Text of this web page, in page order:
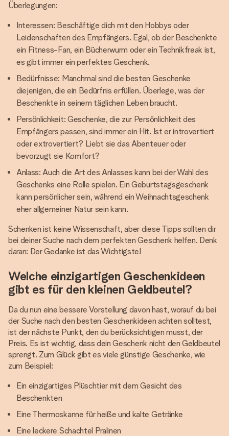
Überlegungen:
Interessen: Beschäftige dich mit den Hobbys oder
Leidenschaften des Empfängers. Egal, ob der Beschenkte
ein Fitness-Fan, ein Bücherwurm oder ein Technikfreak ist,
es gibt immer ein perfektes Geschenk.
Bedürfnisse: Manchmal sind die besten Geschenke
diejenigen, die ein Bedürfnis erfüllen. Überlege, was der
Beschenkte in seinem täglichen Leben braucht.
Persönlichkeit: Geschenke, die zur Persönlichkeit des
Empfängers passen, sind immer ein Hit. Ist er introvertiert
oder extrovertiert? Liebt sie das Abenteuer oder
bevorzugt sie Komfort?
Anlass: Auch die Art des Anlasses kann bei der Wahl des
Geschenks eine Rolle spielen. Ein Geburtstagsgeschenk
kann persönlicher sein, während ein Weihnachtsgeschenk
eher allgemeiner Natur sein kann.
Schenken ist keine Wissenschaft, aber diese Tipps sollten dir
bei deiner Suche nach dem perfekten Geschenk helfen. Denk
daran: Der Gedanke ist das Wichtigste!
Welche einzigartigen Geschenkideen
gibt es für den kleinen Geldbeutel?
Da du nun eine bessere Vorstellung davon hast, worauf du bei
der Suche nach den besten Geschenkideen achten solltest,
ist der nächste Punkt, den du berücksichtigen musst, der
Preis. Es ist wichtig, dass dein Geschenk nicht den Geldbeutel
sprengt. Zum Glück gibt es viele günstige Geschenke, wie
zum Beispiel:
Ein einzigartiges Plüschtier mit dem Gesicht des
Beschenkten
Eine Thermoskanne für heiße und kalte Getränke
Eine leckere Schachtel Pralinen